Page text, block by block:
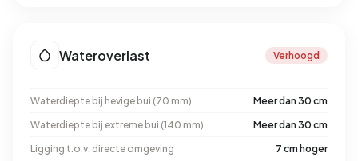
Wateroverlast Verhoogd
Waterdiepte bij hevige bui (70 mm)
Meer dan 30 cm
Waterdiepte bij extreme bui (140 mm)
Meer dan 30 cm
Ligging t.o.v. directe omgeving
7 cm hoger